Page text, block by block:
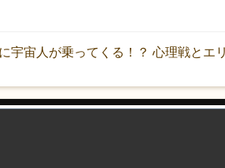
宇宙人が乗ってくる！？ 心理戦とエ